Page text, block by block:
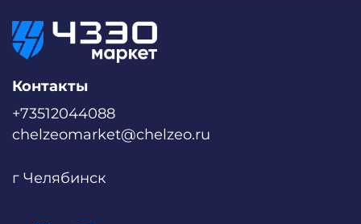
Контакты
+73512044088
chelzeomarket@chelzeo.ru
г Челябинск